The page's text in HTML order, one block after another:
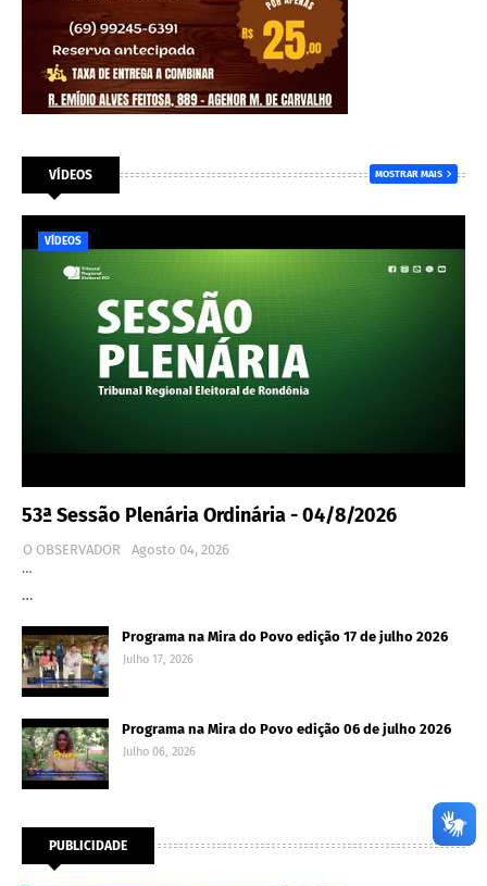
VÍDEOS MOSTRAR MAIS
VÍDEOS
53ª Sessão Plenária Ordinária - 04/8/2026
O OBSERVADOR
Agosto 04, 2026
…
…
Programa na Mira do Povo edição 17 de julho 2026
Julho 17, 2026
Programa na Mira do Povo edição 06 de julho 2026
Julho 06, 2026
PUBLICIDADE